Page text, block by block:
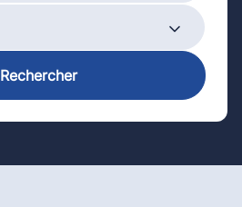
Rechercher